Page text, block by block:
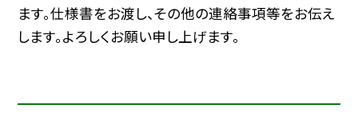
ます。仕様書をお渡し、その他の連絡事項等をお伝え
します。よろしくお願い申し上げます。